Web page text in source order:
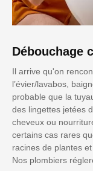
Débouchage
Il arrive qu'on
l’évier/lavabos,
probable que la
des lingettes jetées
cheveux ou
certains cas rares
racines de plantes et
Nos plombiers